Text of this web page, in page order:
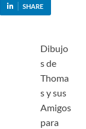
SHARE
Dibujo
s de
Thoma
s y sus
Amigos
para